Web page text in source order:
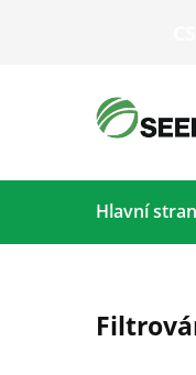
Hlavní